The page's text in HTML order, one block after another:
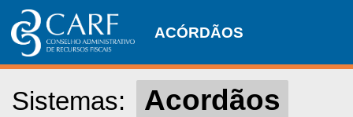
ACÓRDÃOS
Sistemas: Acordãos